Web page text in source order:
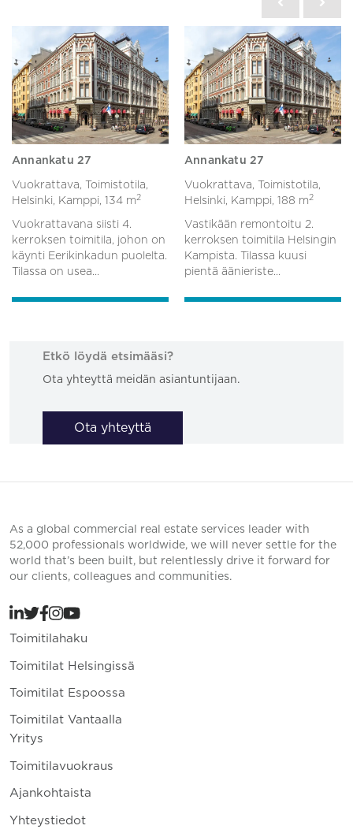
Annankatu 27
Vuokrattava, Toimistotila,
Helsinki, Kamppi, 134 m2
Vuokrattavana siisti 4.
kerroksen toimitila, johon on
käynti Eerikinkadun puolelta.
Tilassa on usea...
Annankatu 27
Vuokrattava, Toimistotila,
Helsinki, Kamppi, 188 m2
Vastikään remontoitu 2.
kerroksen toimitila Helsingin
Kampista. Tilassa kuusi
pientä äänieriste...
Etkö löydä etsimääsi?
Ota yhteyttä meidän asiantuntijaan.
Ota yhteyttä
As a global commercial real estate services leader with
52,000 professionals worldwide, we will never settle for the
world that’s been built, but relentlessly drive it forward for
our clients, colleagues and communities.
Toimitilahaku
Toimitilat Helsingissä
Toimitilat Espoossa
Toimitilat Vantaalla
Yritys
Toimitilavuokraus
Ajankohtaista
Yhteystiedot